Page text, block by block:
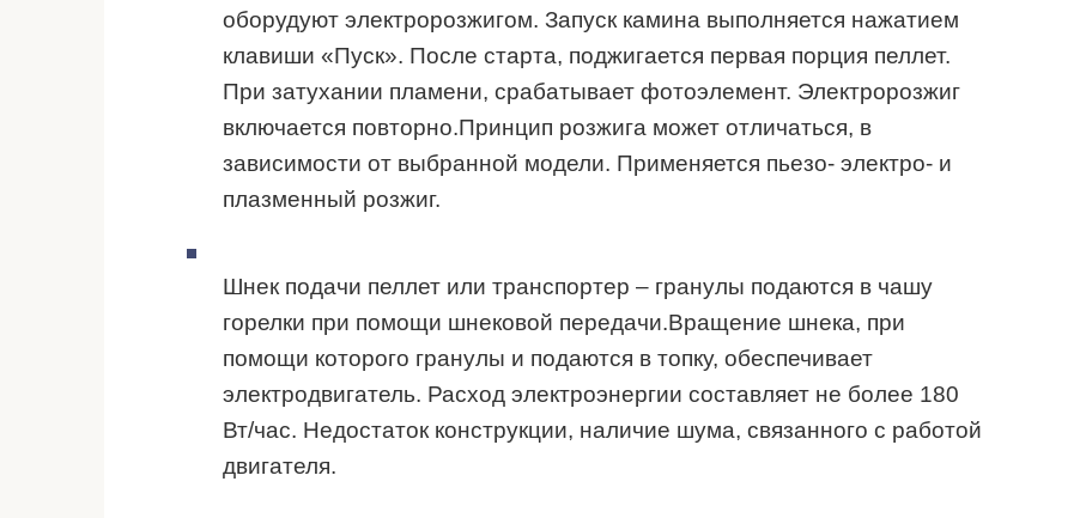
оборудуют электророзжигом. Запуск камина выполняется нажатием
клавиши «Пуск». После старта, поджигается первая порция пеллет.
При затухании пламени, срабатывает фотоэлемент. Электророзжиг
включается повторно.Принцип розжига может отличаться, в
зависимости от выбранной модели. Применяется пьезо- электро- и
плазменный розжиг.
Шнек подачи пеллет или транспортер – гранулы подаются в чашу
горелки при помощи шнековой передачи.Вращение шнека, при
помощи которого гранулы и подаются в топку, обеспечивает
электродвигатель. Расход электроэнергии составляет не более 180
Вт/час. Недостаток конструкции, наличие шума, связанного с работой
двигателя.